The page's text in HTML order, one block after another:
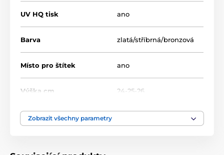
UV HQ tisk ano
Barva zlatá/stříbrná/bronzová
Místo pro štítek ano
Výška cm 24-25-26
Motiv
Zobrazit všechny parametry